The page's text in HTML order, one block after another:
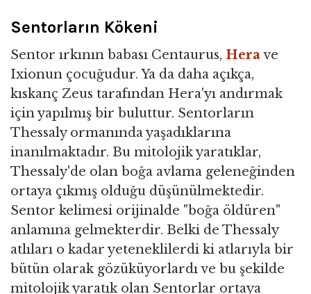
Sentorların Kökeni
Sentor ırkının babası Centaurus, Herave
Ixionun çocuğudur. Ya da daha açıkça,
kıskanç Zeus tarafından Hera'yı andırmak
için yapılmış bir buluttur. Sentorların
Thessaly ormanında yaşadıklarına
inanılmaktadır. Bu mitolojik yaratıklar,
Thessaly'de olan boğa avlama geleneğinden
ortaya çıkmış olduğu düşünülmektedir.
Sentor kelimesi orijinalde "boğa öldüren"
anlamına gelmekterdir. Belki de Thessaly
atlıları o kadar yeteneklilerdi ki atlarıyla bir
bütün olarak gözüküyorlardı ve bu şekilde
mitolojik yaratık olan Sentorlar ortaya